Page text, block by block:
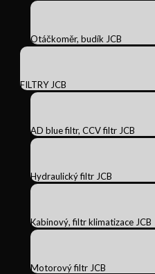
Otáčkoměr, budík JCB
FILTRY JCB
AD blue filtr, CCV filtr JCB
Hydraulický filtr JCB
Kabinový, filtr klimatizace JCB
Motorový filtr JCB